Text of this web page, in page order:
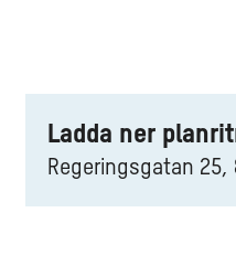
Ladda ner
Regeringsgatan 25,